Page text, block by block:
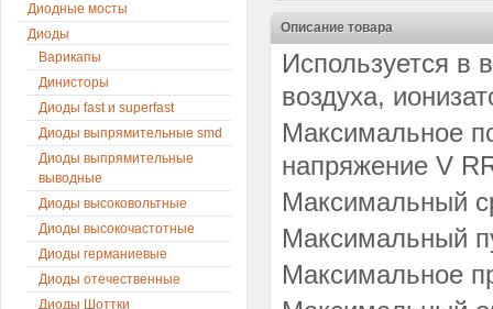
Описание товара
Используется в
воздуха,
Максимальное
напряжение V
Максимальный
Максимальный
Максимальное
Диодные мосты
Диоды
Варикапы
Динисторы
Диоды fast и superfast
Диоды выпрямительные smd
Диоды выпрямительные
выводные
Диоды высоковольтные
Диоды высокочастотные
Диоды германиевые
Диоды отечественные
Диоды Шоттки